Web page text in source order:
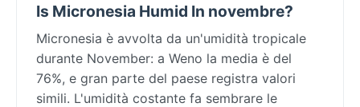
Is Micronesia Humid In novembre?
Micronesia è avvolta da un'umidità tropicale
durante November: a Weno la media è del
76%, e gran parte del paese registra valori
simili. L'umidità costante fa sembrare le